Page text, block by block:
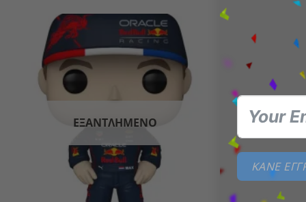
ΚΑΝΕ
Add to
wishlist
ΕΞΑΝΤΛΗΜΈΝΟ